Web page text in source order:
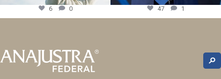
6 0 47 1